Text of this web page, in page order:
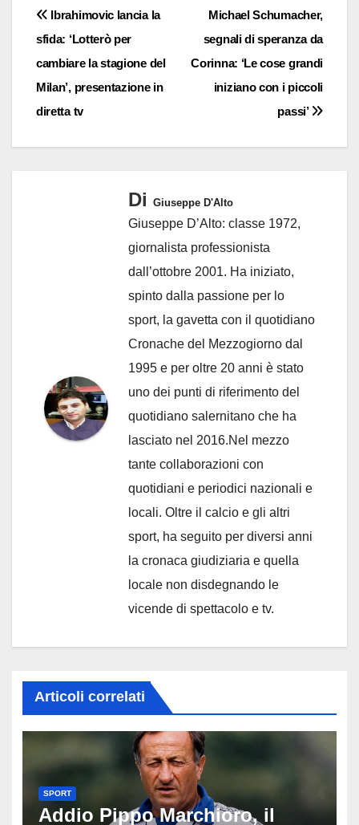
Navigazione
articoli
Michael Schumacher,
segnali di speranza da
Corinna: ‘Le cose grandi
iniziano con i piccoli
passi’
Ibrahimovic lancia la
sfida: ‘Lotterò per
cambiare la stagione del
Milan’, presentazione in
diretta tv
Di Giuseppe D'Alto
Giuseppe D’Alto: classe 1972,
giornalista professionista
dall’ottobre 2001. Ha iniziato,
spinto dalla passione per lo
sport, la gavetta con il quotidiano
Cronache del Mezzogiorno dal
1995 e per oltre 20 anni è stato
uno dei punti di riferimento del
quotidiano salernitano che ha
lasciato nel 2016.Nel mezzo
tante collaborazioni con
quotidiani e periodici nazionali e
locali. Oltre il calcio e gli altri
sport, ha seguito per diversi anni
la cronaca giudiziaria e quella
locale non disdegnando le
vicende di spettacolo e tv.
Articoli correlati
SPORT
Addio Pippo Marchioro, il